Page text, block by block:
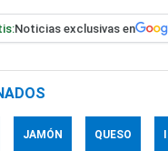
Noticias exclusivas en
JAMÓN QUESO